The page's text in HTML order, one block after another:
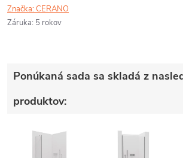
Značka:CERANO
Záruka: 5 rokov
Ponúkaná sada sa skladá z
produktov: